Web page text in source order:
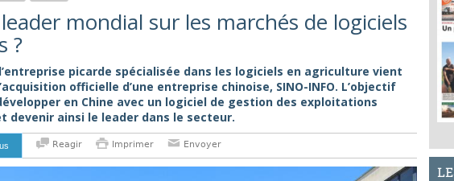
mondial sur les marchés de logiciels
?
picarde spécialisée dans les logiciels en agriculture vient
officielle d’une entreprise chinoise, SINO-INFO. L’objectif
en Chine avec un logiciel de gestion des exploitations
devenir ainsi le leader dans le secteur.
Reagir Imprimer Envoyer